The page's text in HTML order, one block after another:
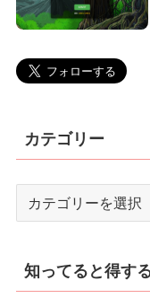
カテゴリー
リ
ー
知ってると得す